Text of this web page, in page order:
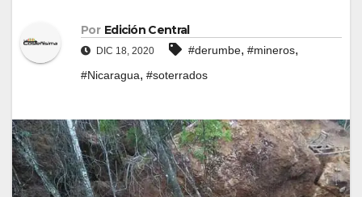
Por Edición Central
DIC 18, 2020 #derumbe, #mineros,
#Nicaragua, #soterrados